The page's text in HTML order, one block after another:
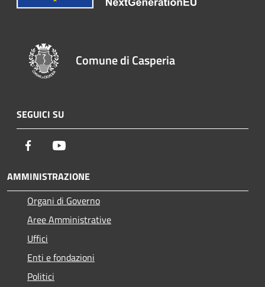
Comune di Casperia
SEGUICI SU
Facebook
AMMINISTRAZIONE
Organi di Governo
Aree Amministrative
Uffici
Enti e fondazioni
Politici